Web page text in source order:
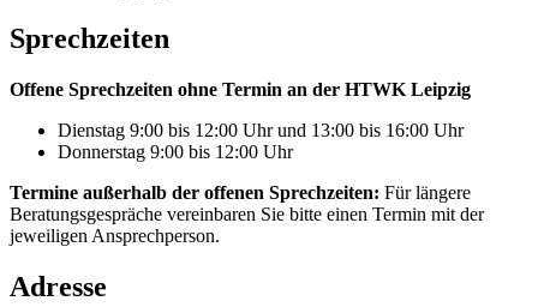
Sprechzeiten
Offene Sprechzeiten ohne Termin an der HTWK Leipzig
Dienstag 9:00 bis 12:00 Uhr und 13:00 bis 16:00 Uhr
Donnerstag 9:00 bis 12:00 Uhr
Termine außerhalb der offenen Sprechzeiten: Für längere
Beratungsgespräche vereinbaren Sie bitte einen Termin mit der
jeweiligen Ansprechperson.
Adresse